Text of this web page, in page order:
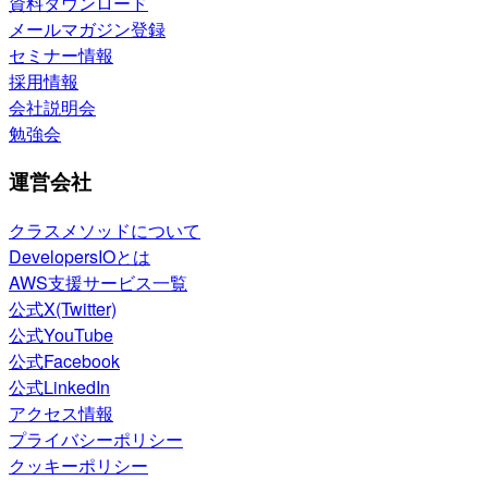
メールマガジン登録
セミナー情報
採用情報
会社説明会
勉強会
運営会社
クラスメソッドについて
DevelopersIOとは
AWS支援サービス一覧
公式X(Twitter)
公式YouTube
公式Facebook
公式LinkedIn
アクセス情報
プライバシーポリシー
クッキーポリシー